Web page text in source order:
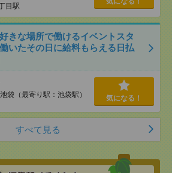
目駅
きな場所で働けるイベントスタ
いたその日に給料もらえる日払
袋（最寄り駅：池袋駅） 気になる！
すべて見る